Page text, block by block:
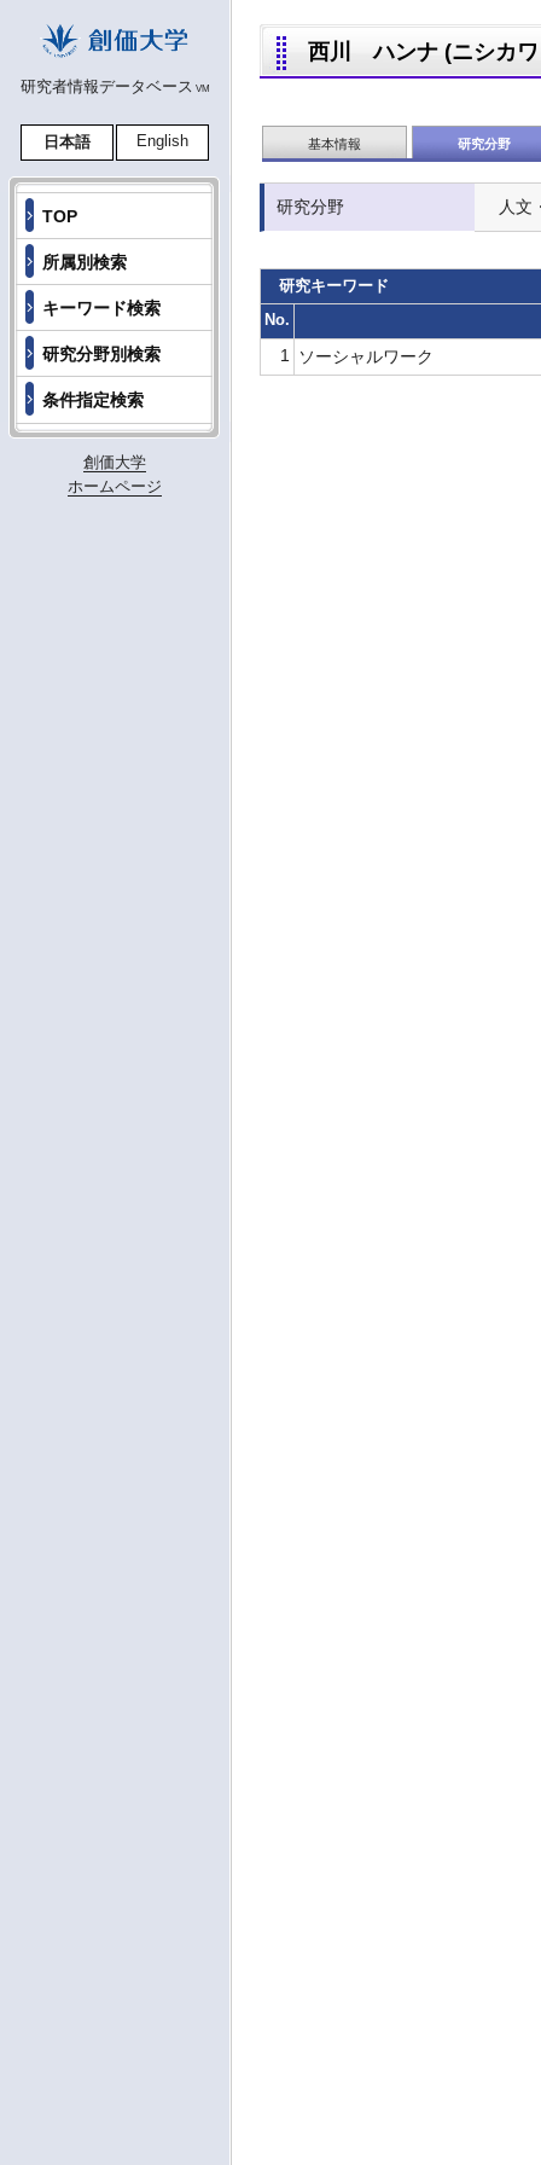
研究者情報データベース VM
日本語 English
TOP
所属別検索
キーワード検索
研究分野別検索
条件指定検索
創価大学
ホームページ
西川 ハンナ (ニシカ
基本情報 研究分野
研究分野 人文
研究キーワード
No.
1 ソーシャルワーク